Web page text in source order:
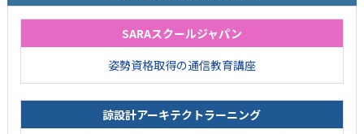
SARAスクールジャパン
姿勢資格取得の通信教育講座
諒設計アーキテクトラーニング